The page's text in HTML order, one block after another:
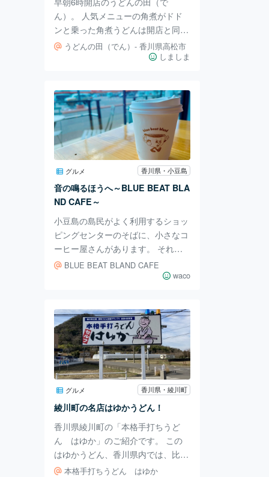
ん）。 人気メニューの角煮がドド
ンと乗った角煮うどんは開店と同時
に売り切れるらしいです！！ 限定
十数食のみの販売なので、狙ってい
テーブル席と、中に座敷ひとつ、テ
ーブルいくつかといったシンプルな
席。 回転が早いから席は少なめで
も大丈夫なのかな？ お昼には満席
になるので早めが吉。 かけ小280
円、野菜かき揚げ120円。 うどんは
ツルッと喉越しの良いもっちり中太
麺で、ほどよいコシです。 この日
は出汁が夏仕様で
うどんの田（でん）- 香川県高松市
しましま
グルメ 香川県・小豆島
音の鳴るほうへ～BLUE BEAT BLA
ND CAFE～
小豆島の島民がよく利用するショッ
ピングセンターのそばに、小さなコ
ーヒー屋さんがあります。 それ
が、「BLUE BEAT BLAND CAFE
（ブルービートブランドカフェ）」
店内席の他にテラス席もあります。
風に吹かれながらコーヒーを飲むの
も気持ちいいんですよ。 入り口横
には小さな小窓もあり、テイクアウ
トも可能なので、ちょっと立ち寄っ
てコーヒー片手にドライブもいいか
もしれませんね。 店内に入ってみ
ると、カウンターの中で、店主が
黙々と
BLUE BEAT BLAND CAFE
waco
グルメ 香川県・綾川町
綾川町の名店はゆかうどん！
香川県綾川町の「本格手打ちうど
ん はゆか」のご紹介です。 この
はゆかうどん、香川県内では、比較
的新しいお店ですが、食べログのう
本格手打ちうどん はゆか